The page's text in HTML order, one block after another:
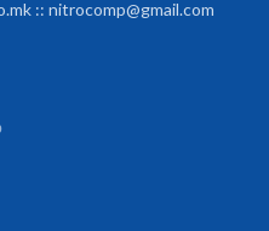
:: nitrocomp@gmail.com